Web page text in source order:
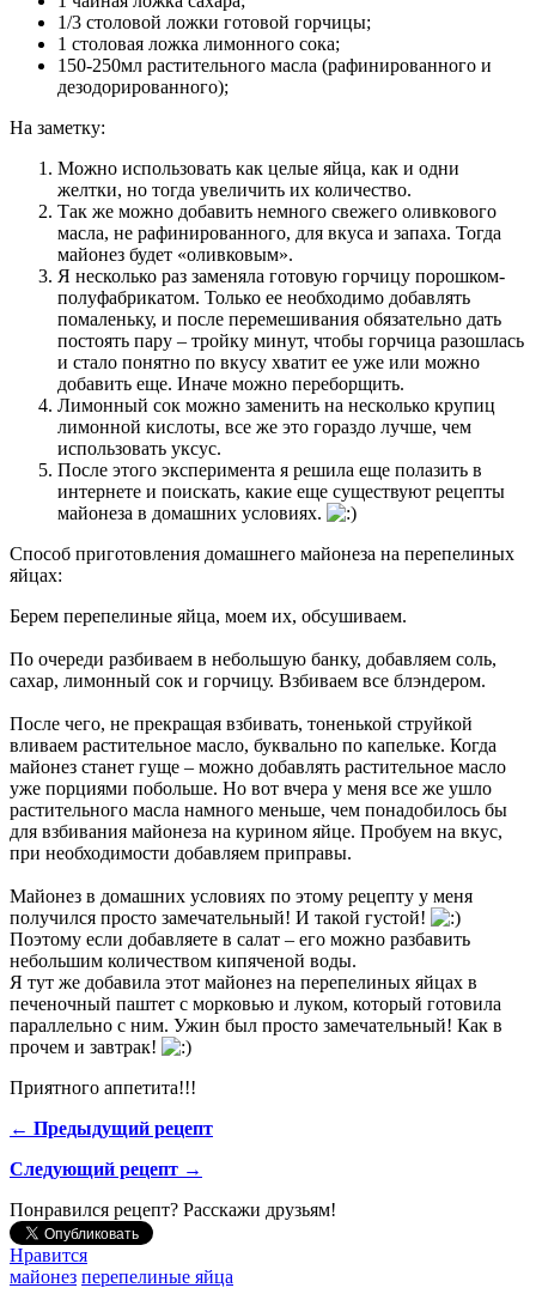
1/3 столовой ложки готовой горчицы;
1 столовая ложка лимонного сока;
150-250мл растительного масла (рафинированного и
дезодорированного);
На заметку:
Можно использовать как целые яйца, как и одни
желтки, но тогда увеличить их количество.
Так же можно добавить немного свежего оливкового
масла, не рафинированного, для вкуса и запаха. Тогда
майонез будет «оливковым».
Я несколько раз заменяла готовую горчицу порошком-
полуфабрикатом. Только ее необходимо добавлять
помаленьку, и после перемешивания обязательно дать
постоять пару – тройку минут, чтобы горчица разошлась
и стало понятно по вкусу хватит ее уже или можно
добавить еще. Иначе можно переборщить.
Лимонный сок можно заменить на несколько крупиц
лимонной кислоты, все же это гораздо лучше, чем
использовать уксус.
После этого эксперимента я решила еще полазить в
интернете и поискать, какие еще существуют рецепты
майонеза в домашних условиях.
Способ приготовления домашнего майонеза на перепелиных
яйцах:
Берем перепелиные яйца, моем их, обсушиваем.
По очереди разбиваем в небольшую банку, добавляем соль,
сахар, лимонный сок и горчицу. Взбиваем все блэндером.
После чего, не прекращая взбивать, тоненькой струйкой
вливаем растительное масло, буквально по капельке. Когда
майонез станет гуще – можно добавлять растительное масло
уже порциями побольше. Но вот вчера у меня все же ушло
растительного масла намного меньше, чем понадобилось бы
для взбивания майонеза на курином яйце. Пробуем на вкус,
при необходимости добавляем приправы.
Майонез в домашних условиях по этому рецепту у меня
получился просто замечательный! И такой густой!
Поэтому если добавляете в салат – его можно разбавить
небольшим количеством кипяченой воды.
Я тут же добавила этот майонез на перепелиных яйцах в
печеночный паштет с морковью и луком, который готовила
параллельно с ним. Ужин был просто замечательный! Как в
прочем и завтрак!
Приятного аппетита!!!
← Предыдущий рецепт
Следующий рецепт →
Понравился рецепт? Расскажи друзьям!
Нравится
майонез перепелиные яйца